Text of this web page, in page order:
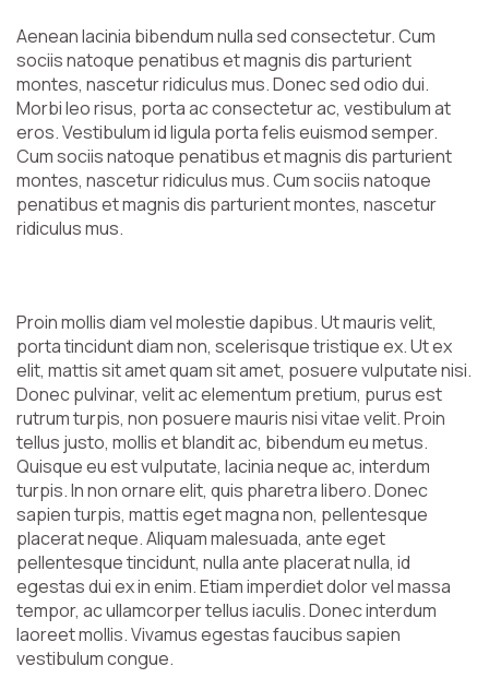
Aenean lacinia bibendum nulla sed consectetur. Cum
sociis natoque penatibus et magnis dis parturient
montes, nascetur ridiculus mus. Donec sed odio dui.
Morbi leo risus, porta ac consectetur ac, vestibulum at
eros. Vestibulum id ligula porta felis euismod semper.
Cum sociis natoque penatibus et magnis dis parturient
montes, nascetur ridiculus mus. Cum sociis natoque
penatibus et magnis dis parturient montes, nascetur
ridiculus mus.
Proin mollis diam vel molestie dapibus. Ut mauris velit,
porta tincidunt diam non, scelerisque tristique ex. Ut ex
elit, mattis sit amet quam sit amet, posuere vulputate nisi.
Donec pulvinar, velit ac elementum pretium, purus est
rutrum turpis, non posuere mauris nisi vitae velit. Proin
tellus justo, mollis et blandit ac, bibendum eu metus.
Quisque eu est vulputate, lacinia neque ac, interdum
turpis. In non ornare elit, quis pharetra libero. Donec
sapien turpis, mattis eget magna non, pellentesque
placerat neque. Aliquam malesuada, ante eget
pellentesque tincidunt, nulla ante placerat nulla, id
egestas dui ex in enim. Etiam imperdiet dolor vel massa
tempor, ac ullamcorper tellus iaculis. Donec interdum
laoreet mollis. Vivamus egestas faucibus sapien
vestibulum congue.